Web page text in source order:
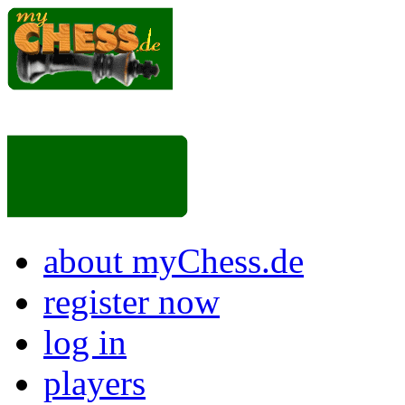
about myChess.de
register now
log in
players